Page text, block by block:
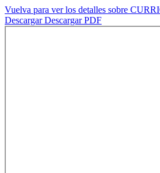
Vuelva para ver los detalles sobre
DescargarDescargar PDF